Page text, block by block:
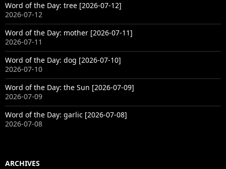
Word of the Day: tree [2026-07-12]
2026-07-12
Word of the Day: mother [2026-07-11]
2026-07-11
Word of the Day: dog [2026-07-10]
2026-07-10
Word of the Day: the Sun [2026-07-09]
2026-07-09
Word of the Day: garlic [2026-07-08]
2026-07-08
ARCHIVES